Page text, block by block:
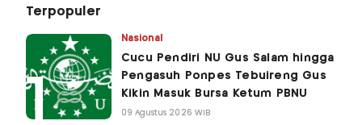
Terpopuler
Nasional
Cucu Pendiri NU Gus Salam hingga
Pengasuh Ponpes Tebuireng Gus
Kikin Masuk Bursa Ketum PBNU
09 Agustus 2026 WIB